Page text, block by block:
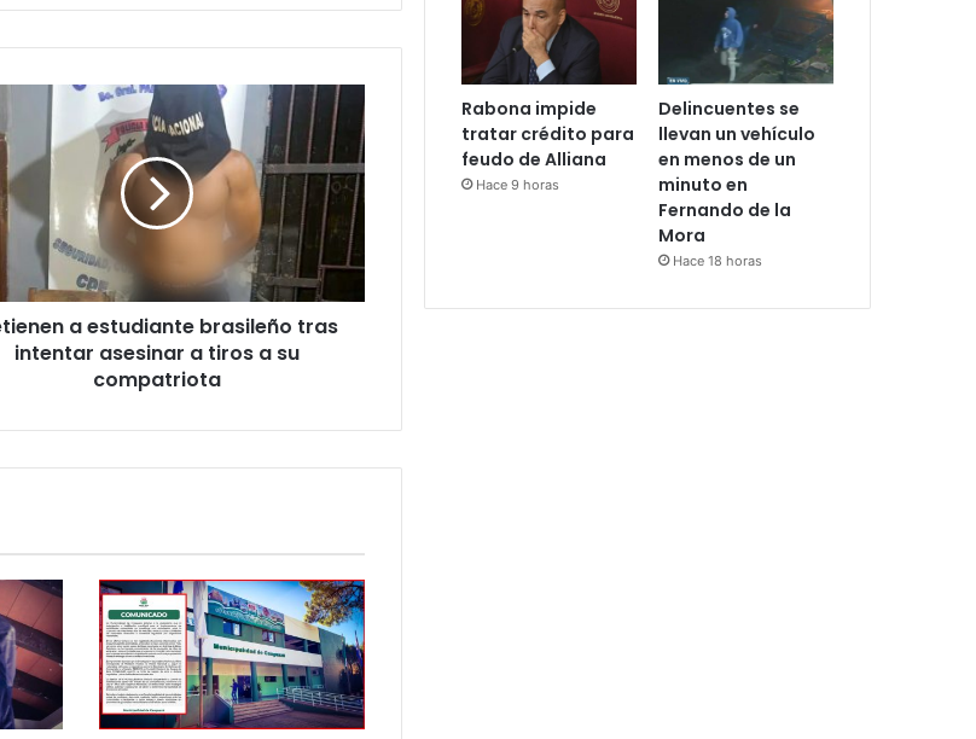
a estudiante brasileño tras
intentar asesinar a tiros a su
compatriota
Rabona impide
tratar crédito para
feudo de Alliana
Hace 9 horas
Delincuentes se
llevan un vehículo
en menos de un
minuto en
Fernando de la
Mora
Hace 18 horas